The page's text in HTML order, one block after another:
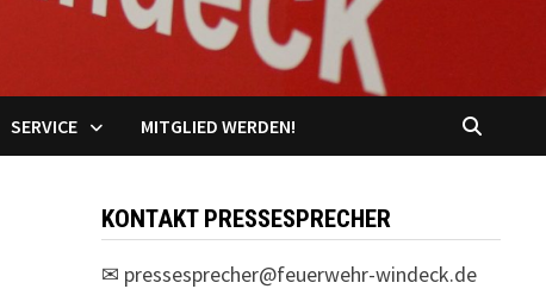
SERVICE MITGLIED WERDEN!
KONTAKT PRESSESPRECHER
✉ pressesprecher@feuerwehr-windeck.de